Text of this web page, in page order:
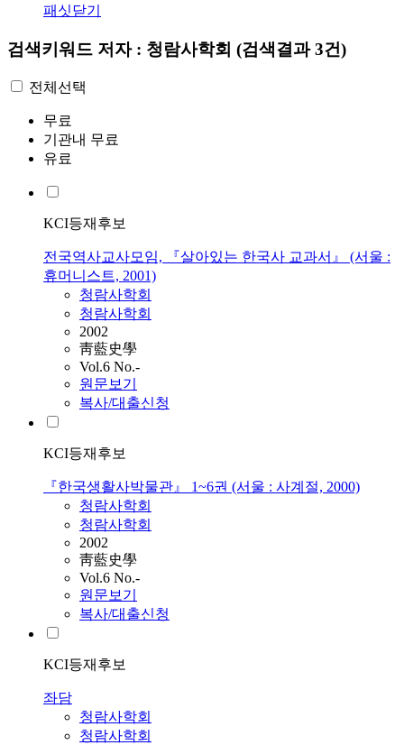
패싯닫기
검색키워드 저자 : 청람사학회 (검색결과 3건)
전체선택
무료
기관내 무료
유료
KCI등재후보
전국역사교사모임, 『살아있는 한국사 교과서』 (서울 :
휴머니스트, 2001)
청람사학회
청람사학회
2002
靑藍史學
Vol.6 No.-
원문보기
복사/대출신청
KCI등재후보
『한국생활사박물관』 1~6권 (서울 : 사계절, 2000)
청람사학회
청람사학회
2002
靑藍史學
Vol.6 No.-
원문보기
복사/대출신청
KCI등재후보
좌담
청람사학회
청람사학회